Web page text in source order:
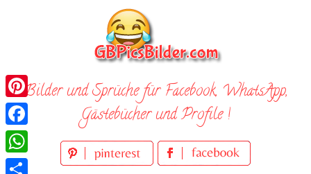
Bilder und Sprüche für Facebook, WhatsApp,
Gästebücher und Profile !
Pinterest
Facebook
WhatsApp